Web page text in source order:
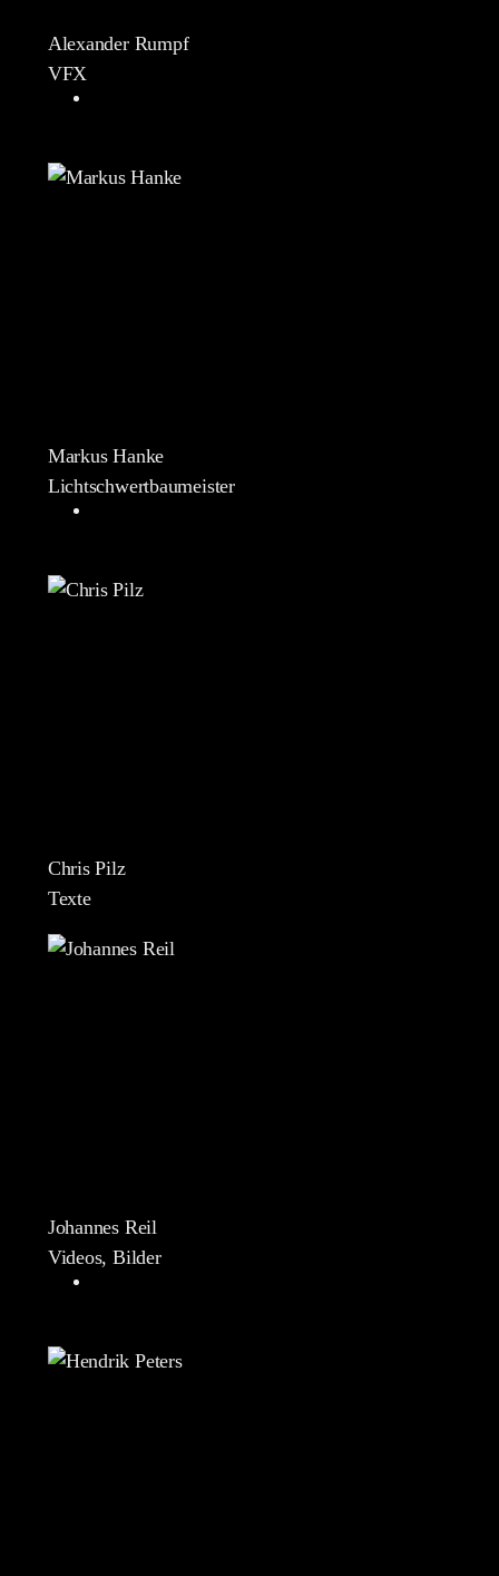
Alexander Rumpf
VFX
Markus Hanke
Lichtschwertbaumeister
Chris Pilz
Texte
Johannes Reil
Videos, Bilder